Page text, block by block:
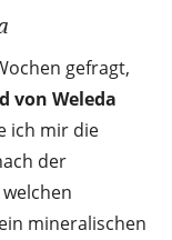
gefragt,
von Weleda
ich mir die
der
mineralischen